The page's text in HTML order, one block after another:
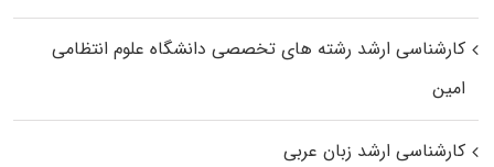
کارشناسی ارشد رﺷﺘﻪ ﻫﺎی تخصصی داﻧﺸﮕﺎه ﻋﻠﻮم انتظامی
اﻣﻴﻦ
کارشناسی ارشد زبان عربی